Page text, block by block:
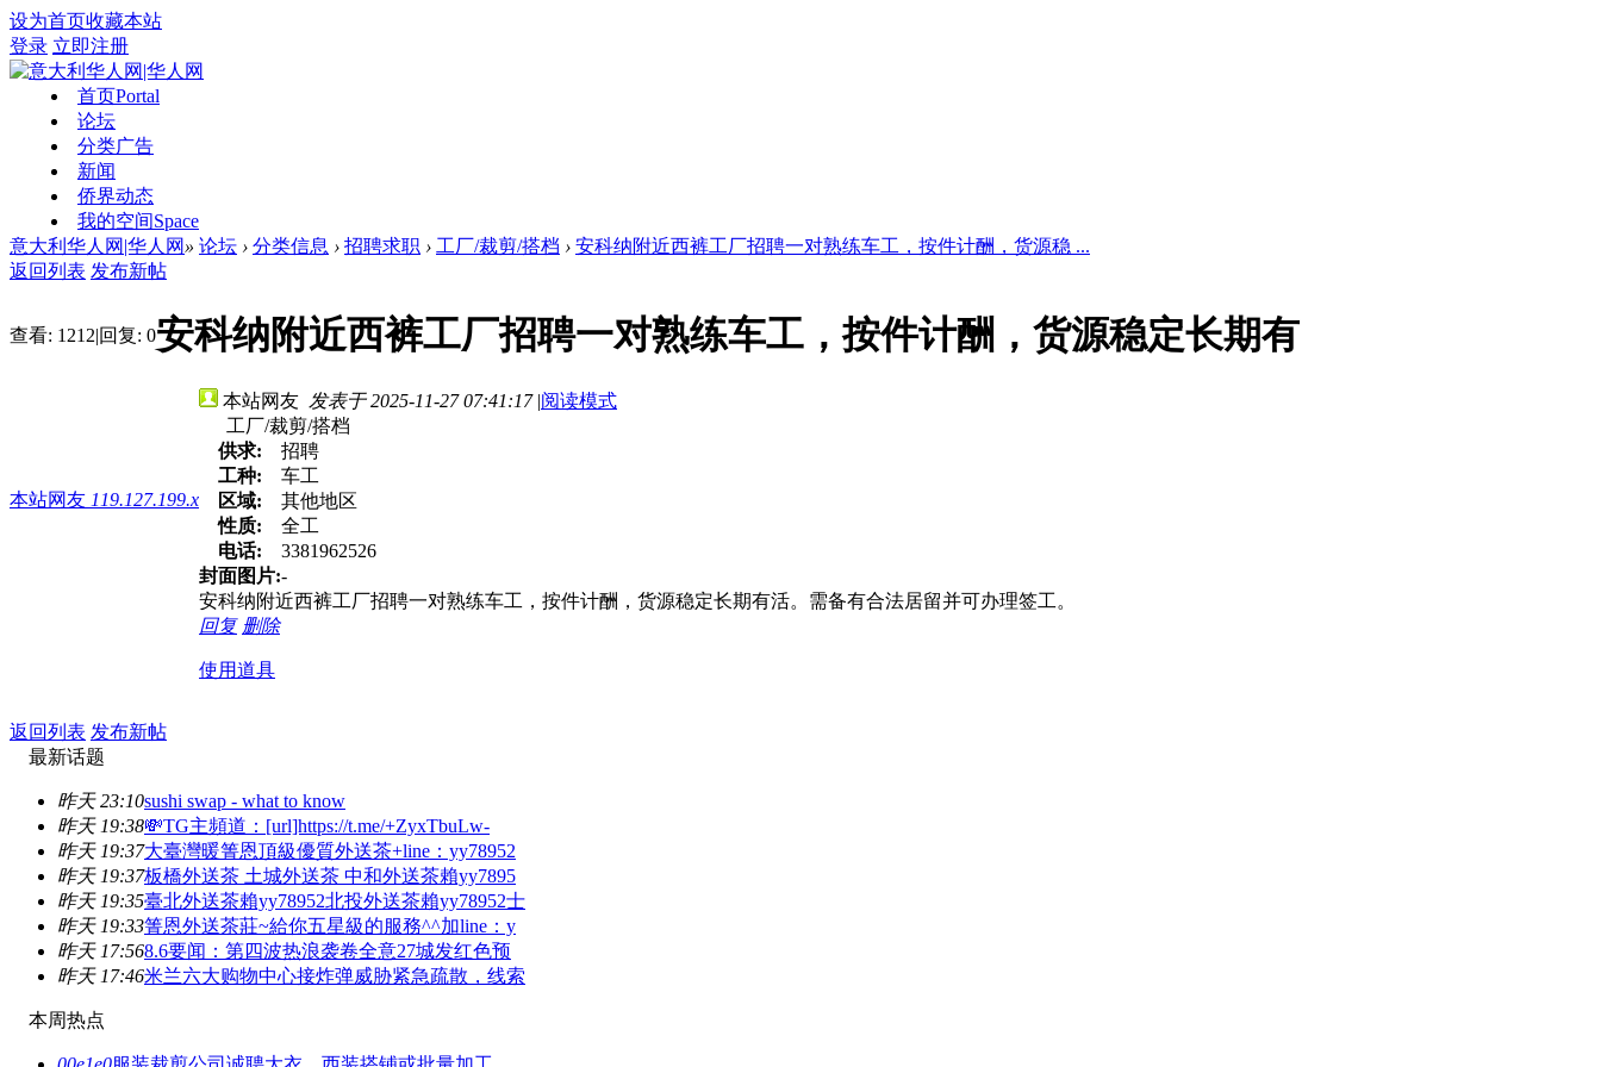
设为首页收藏本站
登录 立即注册
首页Portal
论坛
分类广告
新闻
侨界动态
我的空间Space
意大利华人网|华人网 » 论坛 › 分类信息 › 招聘求职 › 工厂/裁剪/搭档 › 安科纳附近西裤工厂招聘一对熟练车工，按件计酬，货源稳 ...
返回列表 发布新帖
查看: 1212|回复: 0安科纳附近西裤工厂招聘一对熟练车工，按件计酬，货源稳定长期有
本站网友 119.127.199.x
本站网友 发表于 2025-11-27 07:41:17 |阅读模式
工厂/裁剪/搭档
供求:
招聘
工种:
车工
区域:
其他地区
性质:
全工
电话:
3381962526
封面图片:-
安科纳附近西裤工厂招聘一对熟练车工，按件计酬，货源稳定长期有活。需备有合法居留并可办理签工。
回复 删除
使用道具
返回列表 发布新帖
最新话题
昨天 23:10sushi swap - what to know
昨天 19:38💸TG主頻道：[url]https://t.me/+ZyxTbuLw-
昨天 19:37大臺灣暖箐恩頂級優質外送茶+line：yy78952
昨天 19:37板橋外送茶 土城外送茶 中和外送茶賴yy7895
昨天 19:35臺北外送茶賴yy78952北投外送茶賴yy78952士
昨天 19:33箐恩外送茶莊~給你五星級的服務^^加line：y
昨天 17:568.6要闻：第四波热浪袭卷全意27城发红色预
昨天 17:46米兰六大购物中心接炸弹威胁紧急疏散，线索
本周热点